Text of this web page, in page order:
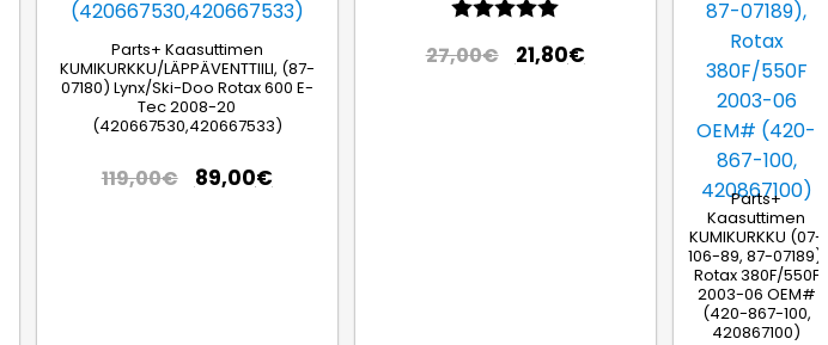
Parts+ Kaasuttimen
KUMIKURKKU/LÄPPÄVENTTIILI, (87-
07180) Lynx/Ski-Doo Rotax 600 E-
Tec 2008-20
(420667530,420667533)
119,00€ 89,00€
Arvio:
5.0 5:sta tähdestä
27,00€ 21,80€
Parts+
Kaasuttimen
KUMIKURKKU (07-
106-89, 87-07189),
Rotax 380F/550F
2003-06 OEM#
(420-867-100,
420867100)